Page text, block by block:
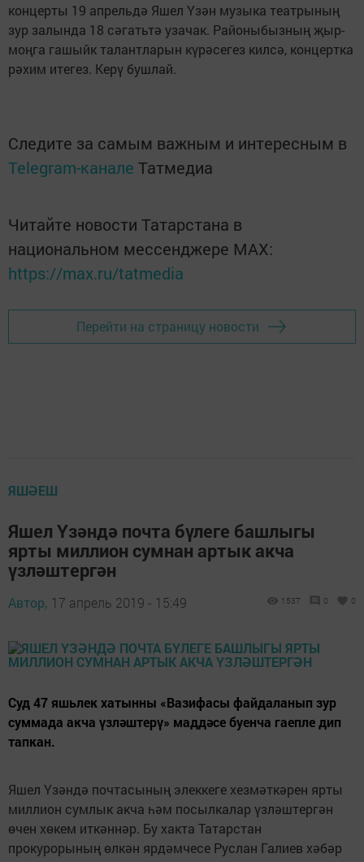
концерты 19 апрельдә Яшел Үзән музыка театрының
зур залында 18 сәгатьтә узачак. Районыбызның җыр-
моңга гашыйк талантларын күрәсегез килсә, концертка
рәхим итегез. Керү бушлай.
Следите за самым важным и интересным в
Telegram-канале Татмедиа
Читайте новости Татарстана в
национальном мессенджере MАХ:
https://max.ru/tatmedia
Перейти на страницу новости
ЯШӘЕШ
Яшел Үзәндә почта бүлеге башлыгы
ярты миллион сумнан артык акча
үзләштергән
Автор, 17 апрель 2019 - 15:49 1537 0 0
Суд 47 яшьлек хатынны «Вазифасы файдаланып зур
суммада акча үзләштерү» маддәсе буенча гаепле дип
тапкан.
Яшел Үзәндә почтасының элеккеге хезмәткәрен ярты
миллион сумлык акча һәм посылкалар үзләштергән
өчен хөкем иткәннәр. Бу хакта Татарстан
прокурорының өлкән ярдәмчесе Руслан Галиев хәбәр